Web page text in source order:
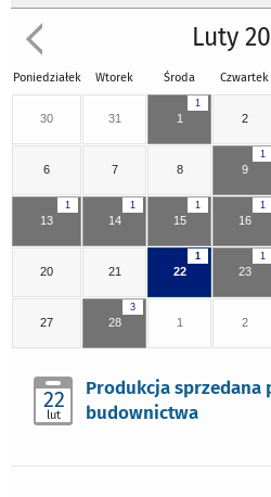
Luty
Poniedziałek Wtorek Środa Czwartek
30 31
1
1 2
6 7 8
1
9
1
13
1
14
1
15
1
16
20 21
1
22
1
23
27
3
28 1 2
22
lut
Produkcja sprzedana
budownictwa